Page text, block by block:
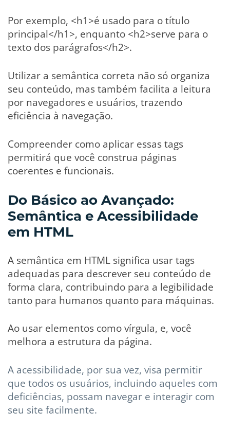
Por exemplo, <h1>é usado para o título
principal</h1>, enquanto <h2>serve para o
texto dos parágrafos</h2>.
Utilizar a semântica correta não só organiza
seu conteúdo, mas também facilita a leitura
por navegadores e usuários, trazendo
eficiência à navegação.
Compreender como aplicar essas tags
permitirá que você construa páginas
coerentes e funcionais.
Do Básico ao Avançado:
Semântica e Acessibilidade
em HTML
A semântica em HTML significa usar tags
adequadas para descrever seu conteúdo de
forma clara, contribuindo para a legibilidade
tanto para humanos quanto para máquinas.
Ao usar elementos como vírgula, e, você
melhora a estrutura da página.
A acessibilidade, por sua vez, visa permitir
que todos os usuários, incluindo aqueles com
deficiências, possam navegar e interagir com
seu site facilmente.